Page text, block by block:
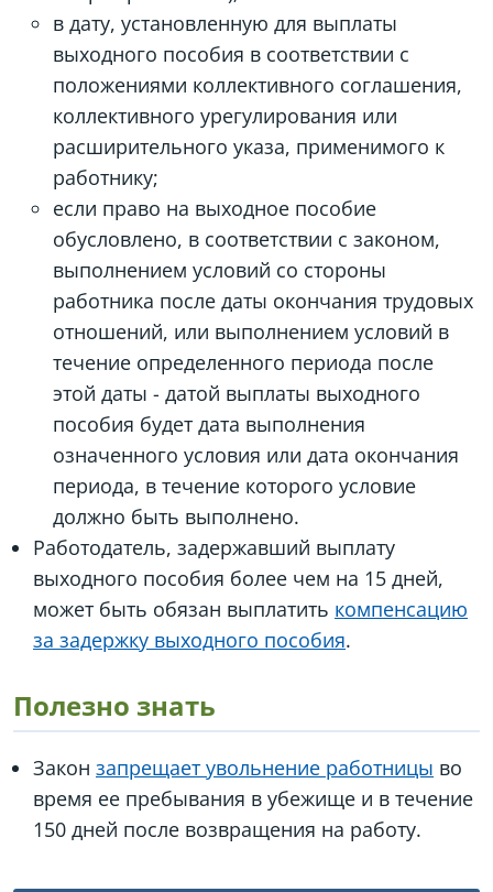
в дату, установленную для выплаты
выходного пособия в соответствии с
положениями коллективного соглашения,
коллективного урегулирования или
расширительного указа, применимого к
работнику;
если право на выходное пособие
обусловлено, в соответствии с законом,
выполнением условий со стороны
работника после даты окончания трудовых
отношений, или выполнением условий в
течение определенного периода после
этой даты - датой выплаты выходного
пособия будет дата выполнения
означенного условия или дата окончания
периода, в течение которого условие
должно быть выполнено.
Работодатель, задержавший выплату
выходного пособия более чем на 15 дней,
может быть обязан выплатить компенсацию
за задержку выходного пособия.
Полезно знать
Закон запрещает увольнение работницы во
время ее пребывания в убежище и в течение
150 дней после возвращения на работу.